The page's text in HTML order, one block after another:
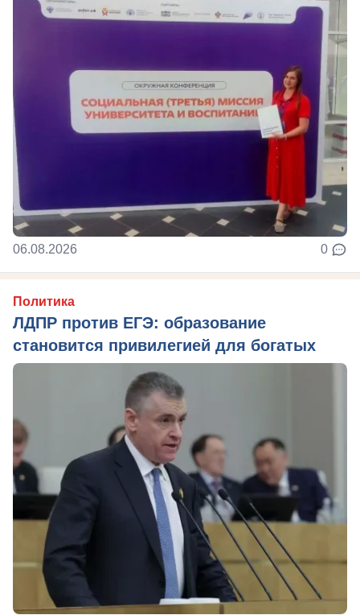
06.08.2026 0
Политика
ЛДПР против ЕГЭ: образование
становится привилегией для богатых